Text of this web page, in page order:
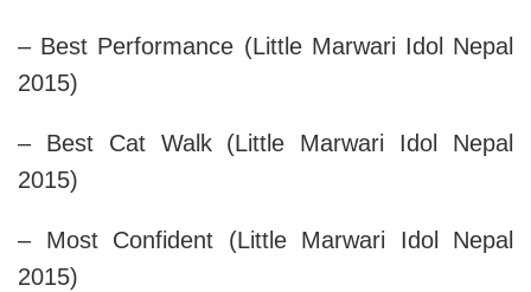
– Best Performance (Little Marwari Idol Nepal
2015)
– Best Cat Walk (Little Marwari Idol Nepal
2015)
– Most Confident (Little Marwari Idol Nepal
2015)